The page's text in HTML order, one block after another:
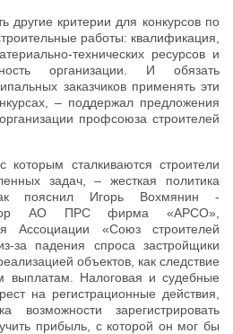
другие критерии для конкурсов по
работы: квалификация,
технических ресурсов и
организации. И обязать
заказчиков применять эти
– поддержал предложения
профсоюза строителей
сталкиваются строители
задач, – жесткая политика
пояснил Игорь Вохмянин -
АО ПРС фирма «АРСО»,
Ассоциации «Союз строителей
за падения спроса застройщики
объектов, как следствие
выплатам. Налоговая и судебные
на регистрационные действия,
возможности зарегистрировать
прибыль, с которой он мог бы